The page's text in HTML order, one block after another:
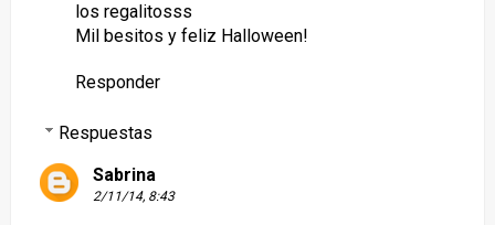
los regalitosss
Mil besitos y feliz Halloween!
Responder
Respuestas
Sabrina
2/11/14, 8:43